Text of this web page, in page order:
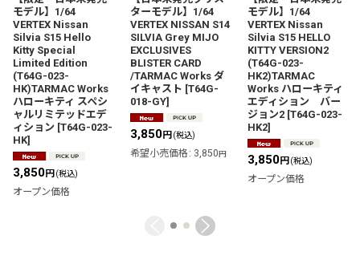
モデル】1/64
VERTEX Nissan
Silvia S15 Hello
Kitty Special
Limited Edition
(T64G-023-
HK)TARMAC Works
ハローキティ スペシ
ャルリミテッドエデ
ィション [T64G-023-
HK]
3,850円 (税込)
オープン価格
ターモデル】1/64
VERTEX NISSAN S14
SILVIA Grey MIJO
EXCLUSIVES
BLISTER CARD
/TARMAC Works ダ
イキャスト [T64G-
018-GY]
3,850円 (税込)
希望小売価格 : 3,850円
モデル】1/64
VERTEX Nissan
Silvia S15 HELLO
KITTY VERSION2
(T64G-023-
HK2)TARMAC
Works ハローキティ
エディション バー
ジョン2 [T64G-023-
HK2]
3,850円 (税込)
オープン価格